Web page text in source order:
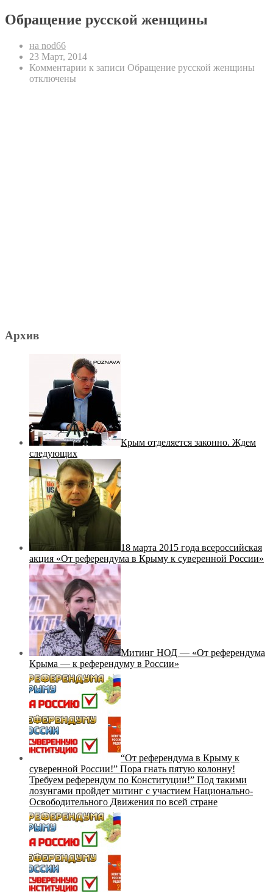
Обращение русской женщины
на nod66
23 Март, 2014
Комментарии к записи Обращение русской женщины
отключены
Архив
Крым отделяется законно. Ждем
следующих
18 марта 2015 года всероссийская
акция «От референдума в Крыму к суверенной России»
Митинг НОД — «От референдума
Крыма — к референдуму в России»
“От референдума в Крыму к
суверенной России!” Пора гнать пятую колонну!
Требуем референдум по Конституции!” Под такими
лозунгами пройдет митинг с участием Национально-
Освободительного Движения по всей стране